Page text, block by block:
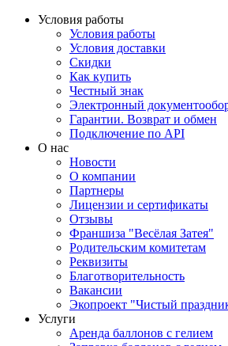
Условия работы
Условия работы
Условия доставки
Скидки
Как купить
Честный знак
Электронный
Гарантии. Возврат и обмен
Подключение по API
О нас
Новости
О компании
Партнеры
Лицензии и сертификаты
Отзывы
Франшиза "Весёлая Затея"
Родительским комитетам
Реквизиты
Благотворительность
Вакансии
Экопроект "Чистый
Услуги
Аренда баллонов с гелием